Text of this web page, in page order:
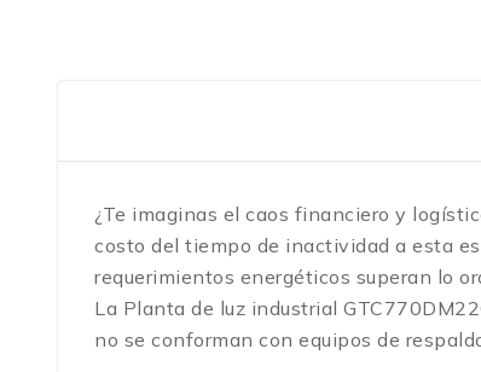
¿Te imaginas el caos financiero y
costo del tiempo de inactividad a esta
requerimientos energéticos superan lo
La Planta de luz industrial
no se conforman con equipos de